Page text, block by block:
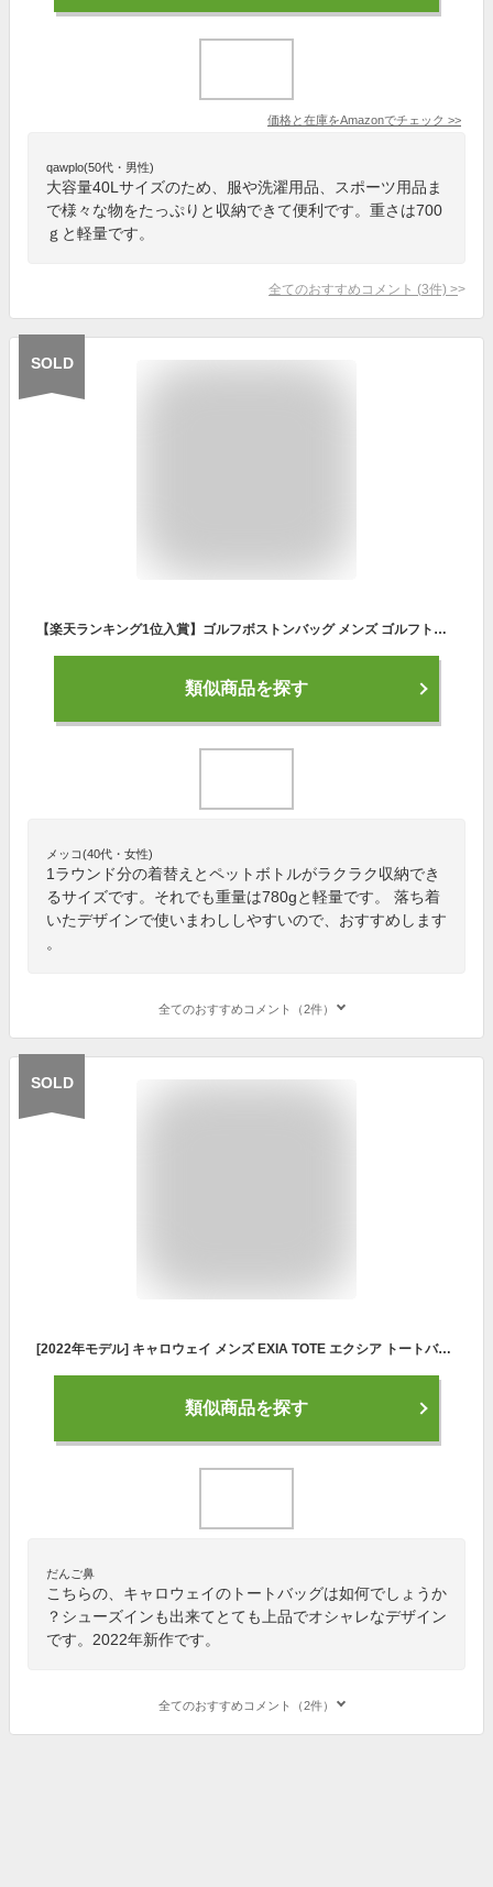
価格と在庫をAmazonでチェック >>
qawplo(50代・男性)
大容量40Lサイズのため、服や洗濯用品、スポーツ用品ま
で様々な物をたっぷりと収納できて便利です。重さは700
ｇと軽量です。
全てのおすすめコメント (3件) >
SOLD
【楽天ランキング1位入賞】ゴルフボストンバッグ メンズ ゴルフトートバッグ ゴルフバッグ シューズ収納 防水 合皮 2層式 軽量 おしゃれ 高級ショルダーストラップ付属( ブラック)
類似商品を探す
メッコ(40代・女性)
1ラウンド分の着替えとペットボトルがラクラク収納でき
るサイズです。それでも重量は780gと軽量です。 落ち着
いたデザインで使いまわししやすいので、おすすめします
。
全てのおすすめコメント（2件）
SOLD
[2022年モデル] キャロウェイ メンズ EXIA TOTE エクシア トートバッグ 22 JM 5922053 ブラック
類似商品を探す
だんご鼻
こちらの、キャロウェイのトートバッグは如何でしょうか
？シューズインも出来てとても上品でオシャレなデザイン
です。2022年新作です。
全てのおすすめコメント（2件）